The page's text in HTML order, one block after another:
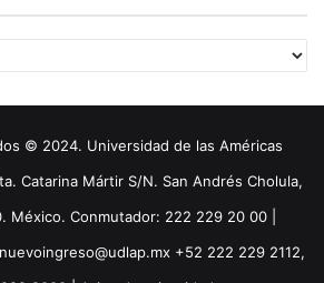
© 2024. Universidad de las Américas
Catarina Mártir S/N. San Andrés Cholula,
México. Conmutador: 222 229 20 00 |
+52 222 229 2112,